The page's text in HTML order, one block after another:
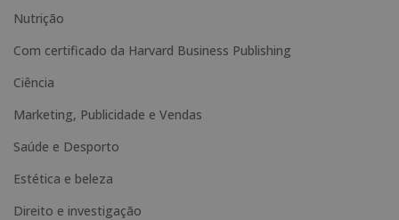
v
e
Nutrição
Com certificado da Harvard Business Publishing
Ciência
Marketing, Publicidade e Vendas
Saúde e Desporto
Estética e beleza
Direito e investigação